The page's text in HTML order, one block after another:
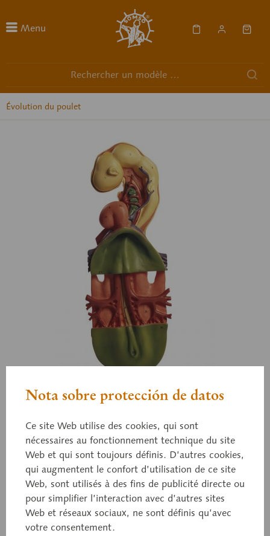
Menu
Évolution du poulet
ZoS 103/4
Nota sobre protección de datos
Ce site Web utilise des cookies, qui sont
nécessaires au fonctionnement technique du site
Web et qui sont toujours définis. D’autres cookies,
qui augmentent le confort d’utilisation de ce site
Web, sont utilisés à des fins de publicité directe ou
pour simplifier l’interaction avec d’autres sites
Web et réseaux sociaux, ne sont définis qu’avec
votre consentement.